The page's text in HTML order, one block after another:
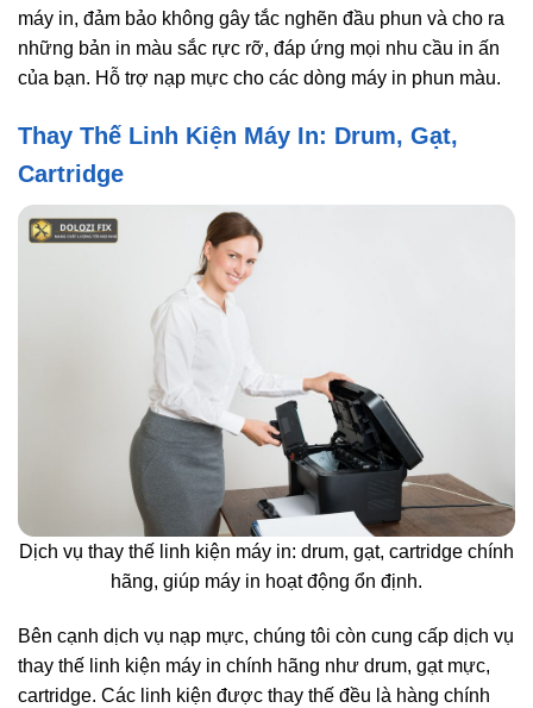
máy in, đảm bảo không gây tắc nghẽn đầu phun và cho ra
những bản in màu sắc rực rỡ, đáp ứng mọi nhu cầu in ấn
của bạn. Hỗ trợ nạp mực cho các dòng máy in phun màu.
Thay Thế Linh Kiện Máy In: Drum, Gạt,
Cartridge
Dịch vụ thay thế linh kiện máy in: drum, gạt, cartridge chính
hãng, giúp máy in hoạt động ổn định.
Bên cạnh dịch vụ nạp mực, chúng tôi còn cung cấp dịch vụ
thay thế linh kiện máy in chính hãng như drum, gạt mực,
cartridge. Các linh kiện được thay thế đều là hàng chính